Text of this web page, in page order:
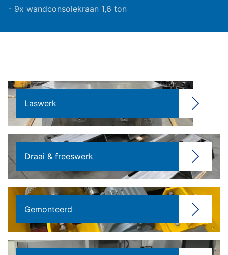
- 9x wandconsolekraan 1,6 ton
Laswerk
Draai & freeswerk
Gemonteerd